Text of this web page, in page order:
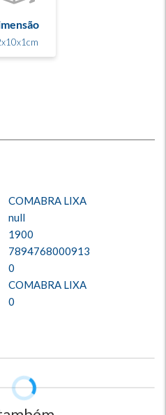
COMABRA LIXA
null
1900
7894768000913
0
COMABRA LIXA
0